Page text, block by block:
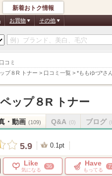
コミ
プ８R トナー > 口コミ一覧 > *ももゆづ*さ
新着おトク情報
お買物 その他
ップ８R トナー
・動画 (109) Q&A (0) ブログ
5.9 0.1pt
Like
気になる
36 Have
もってる